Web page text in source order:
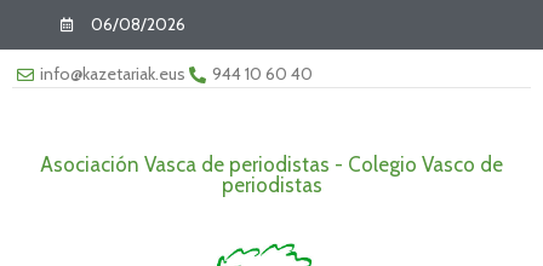
06/08/2026
info@kazetariak.eus 944 10 60 40
Asociación Vasca de periodistas - Colegio Vasco de
periodistas